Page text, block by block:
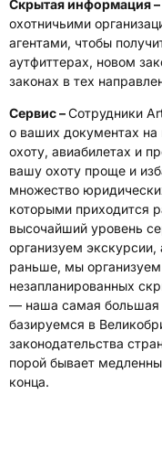
Скрытая информация –
охотничьими
агентами, чтобы
аутфиттерах, новом
законах в тех
Сервис –Сотрудники
о ваших документах на
охоту, авиабилетах и
вашу охоту проще и
множество
которыми приходится
высочайший уровень
организуем экскурсии,
раньше, мы
незапланированных
— наша самая большая
базируемся в
законодательства
порой бывает
конца.